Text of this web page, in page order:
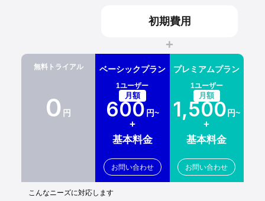
初期費用
+
無料トライアル
0 円
ベーシックプラン
1ユーザー
月額
600 円~
+
基本料金
お問い合わせ
プレミアムプラン
1ユーザー
月額
1,500 円~
+
基本料金
お問い合わせ
こんなニーズに対応します